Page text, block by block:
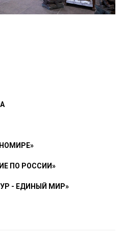
ПО РОССИИ»
- ЕДИНЫЙ МИР»